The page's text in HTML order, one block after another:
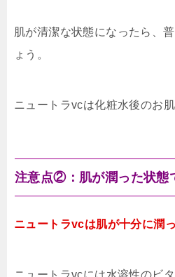
肌が清潔な状態になったら、
ょう。
ニュートラvcは化粧水後のお肌
注意点②：肌が潤った状態
ニュートラvcは肌が十分に潤